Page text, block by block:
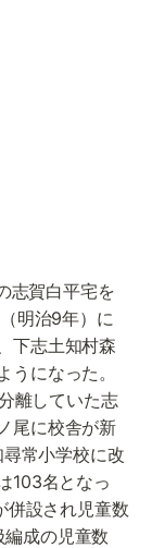
志賀白平宅を
明治9年）に
下志土知村森
になった。
離していた志
尾に校舎が新
常小学校に改
103名となっ
併設され児童数
成の児童数